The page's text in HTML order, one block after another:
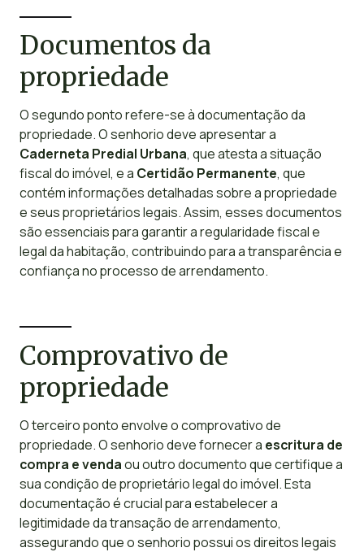
Documentos da
propriedade
O segundo ponto refere-se à documentação da
propriedade. O senhorio deve apresentar a
Caderneta Predial Urbana, que atesta a situação
fiscal do imóvel, e a Certidão Permanente, que
contém informações detalhadas sobre a propriedade
e seus proprietários legais. Assim, esses documentos
são essenciais para garantir a regularidade fiscal e
legal da habitação, contribuindo para a transparência e
confiança no processo de arrendamento.
Comprovativo de
propriedade
O terceiro ponto envolve o comprovativo de
propriedade. O senhorio deve fornecer a escritura de
compra e vendaou outro documento que certifique a
sua condição de proprietário legal do imóvel. Esta
documentação é crucial para estabelecer a
legitimidade da transação de arrendamento,
assegurando que o senhorio possui os direitos legais